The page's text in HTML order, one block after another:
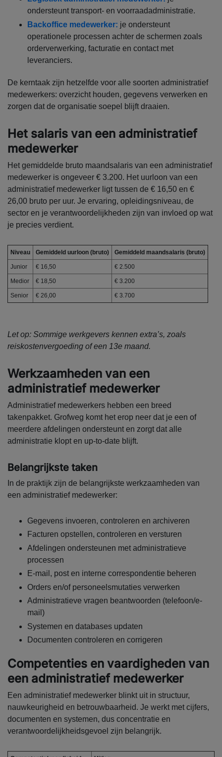
ondersteunt transport- en voorraadadministratie.
Backoffice medewerker: je ondersteunt
operationele processen achter de schermen zoals
orderverwerking, facturatie en contact met
leveranciers.
De kerntaak zijn hetzelfde voor alle soorten administratief
medewerkers: overzicht houden, gegevens verwerken en
zorgen dat de organisatie soepel blijft draaien.
Het salaris van een administratief
medewerker
Het gemiddelde bruto maandsalaris van een administratief
medewerker is ongeveer € 3.200. Het uurloon van een
administratief medewerker ligt tussen de € 16,50 en €
26,00 bruto per uur. Je ervaring, opleidingsniveau, de
sector en je verantwoordelijkheden zijn van invloed op wat
je precies verdient.
Niveau Gemiddeld uurloon (bruto) Gemiddeld maandsalaris (bruto)
Junior € 16,50 € 2.500
Medior € 18,50 € 3.200
Senior € 26,00 € 3.700
Let op: Sommige werkgevers kennen extra’s, zoals
reiskostenvergoeding of een 13e maand.
Werkzaamheden van een
administratief medewerker
Administratief medewerkers hebben een breed
takenpakket. Grofweg komt het erop neer dat je een of
meerdere afdelingen ondersteunt en zorgt dat alle
administratie klopt en up-to-date blijft.
Belangrijkste taken
In de praktijk zijn de belangrijkste werkzaamheden van
een administratief medewerker:
Gegevens invoeren, controleren en archiveren
Facturen opstellen, controleren en versturen
Afdelingen ondersteunen met administratieve
processen
E-mail, post en interne correspondentie beheren
Orders en/of personeelsmutaties verwerken
Administratieve vragen beantwoorden (telefoon/e-
mail)
Systemen en databases updaten
Documenten controleren en corrigeren
Competenties en vaardigheden van
een administratief medewerker
Een administratief medewerker blinkt uit in structuur,
nauwkeurigheid en betrouwbaarheid. Je werkt met cijfers,
documenten en systemen, dus concentratie en
verantwoordelijkheidsgevoel zijn belangrijk.